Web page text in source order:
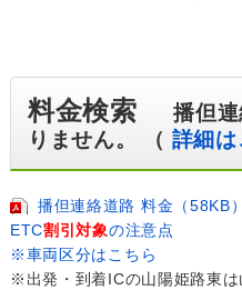
料金検索播但
りません。 （ 詳細
播但連絡道路 料金（58KB）
ETC割引対象の注意点
※車両区分はこちら
※出発・到着ICの山陽姫路東